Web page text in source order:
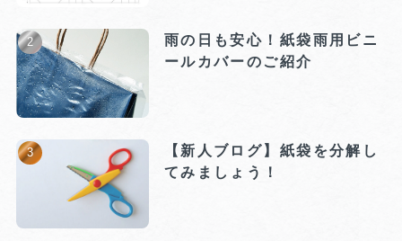
雨の日も安心！紙袋雨用ビニ
ールカバーのご紹介
【新人ブログ】紙袋を分解し
てみましょう！